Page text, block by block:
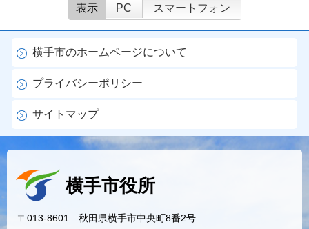
表示 PC スマートフォン
横手市のホームページについて
プライバシーポリシー
サイトマップ
横手市役所
〒013-8601 秋田県横手市中央町8番2号